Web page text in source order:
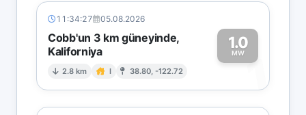
11:34:27 05.08.2026
Cobb'un 3 km güneyinde,
Kaliforniya
2.8 km I 38.80, -122.72
1.0
MW1